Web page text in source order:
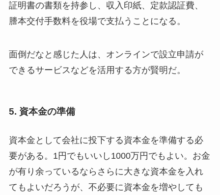
証明書の書類を持参し、収入印紙、定款認証費、
謄本交付手数料を役場で支払うことになる。
面倒だなと感じた人は、オンラインで設立申請が
できるサービスなどを活用する方が賢明だ。
5. 資本金の準備
資本金として会社に投下する資本金を準備する必
要がある。1円でもいいし1000万円でもよい。お金
が有り余っているならさらに大きな資本金を入れ
てもよいだろうが、不必要に資本金を増やしても